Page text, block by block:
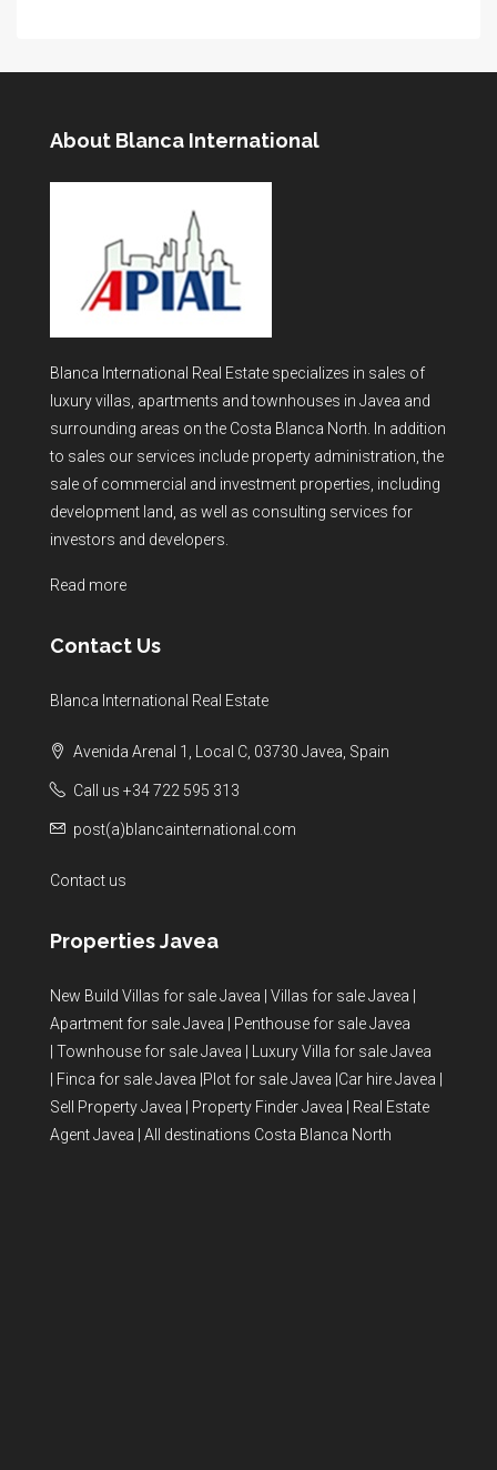
About Blanca International
Blanca International Real Estate specializes in sales of
luxury villas, apartments and townhouses in Javea and
surrounding areas on the Costa Blanca North. In addition
to sales our services include property administration, the
sale of commercial and investment properties, including
development land, as well as consulting services for
investors and developers.
Read more
Contact Us
Blanca International Real Estate
Avenida Arenal 1, Local C, 03730 Javea, Spain
Call us +34 722 595 313
post(a)blancainternational.com
Contact us
Properties Javea
New Build Villas for sale Javea Villas for sale Javea
Apartment for sale Javea
Penthouse for sale Javea
Townhouse for sale Javea
Luxury Villa for sale Javea
Finca for sale Javea Plot for sale Javea Car hire Javea
Sell Property Javea
Property Finder Javea
Real Estate
Agent Javea
All destinations Costa Blanca North